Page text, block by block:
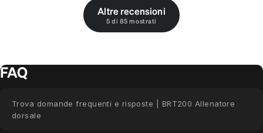
Altre recensioni
5 di 85 mostrati
FAQ
Trova domande frequenti e risposte | BRT200 Allenatore
dorsale